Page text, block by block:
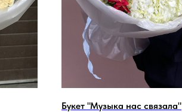
Букет "Музыка нас связала"